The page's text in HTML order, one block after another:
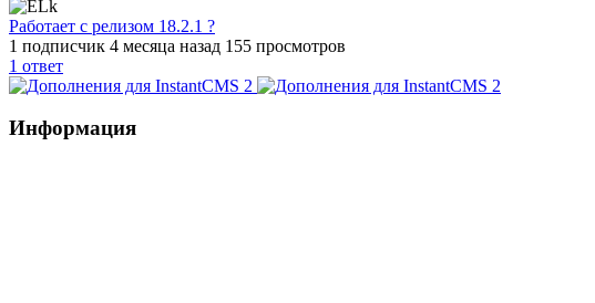
Работает с релизом 18.2.1 ?
1 подписчик 4 месяца назад 155 просмотров
1 ответ
Информация